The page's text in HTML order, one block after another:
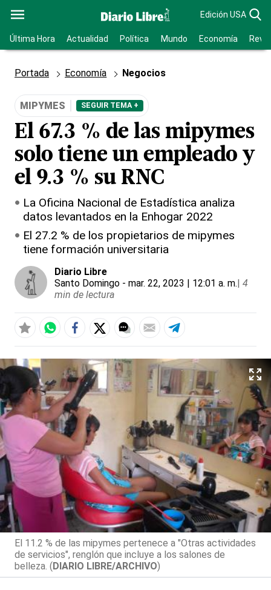
Edición USA
Última Hora Actualidad Política Mundo Economía
Portada Economía Negocios
MIPYMES SEGUIR TEMA +
El 67.3 % de las mipymes
solo tiene un empleado y
el 9.3 % su RNC
La Oficina Nacional de Estadística analiza
datos levantados en la Enhogar 2022
El 27.2 % de los propietarios de mipymes
tiene formación universitaria
Diario Libre
Santo Domingo - mar. 22, 2023 | 12:01 a. m.| 4
min de lectura
El 11.2 % de las mipymes pertenece a "Otras actividades
de servicios", renglón que incluye a los salones de
belleza. (DIARIO LIBRE/ARCHIVO)